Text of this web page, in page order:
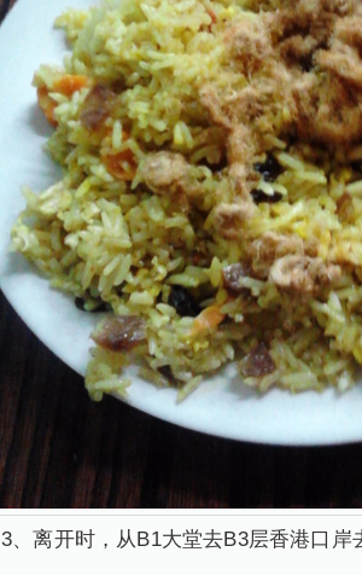
3、离开时，从B1大堂去B3层香港口岸